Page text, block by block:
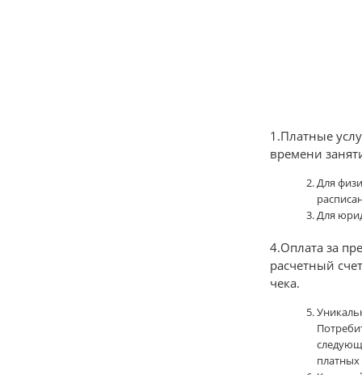
1.Платные
времени
Для
Для
4.Оплата за
расчетный
чека.
платных